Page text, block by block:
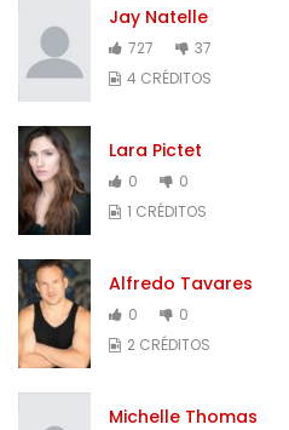
Jay Natelle
727
37
4 CRÉDITOS
Lara Pictet
0
0
1 CRÉDITOS
Alfredo Tavares
0
0
2 CRÉDITOS
Michelle Thomas